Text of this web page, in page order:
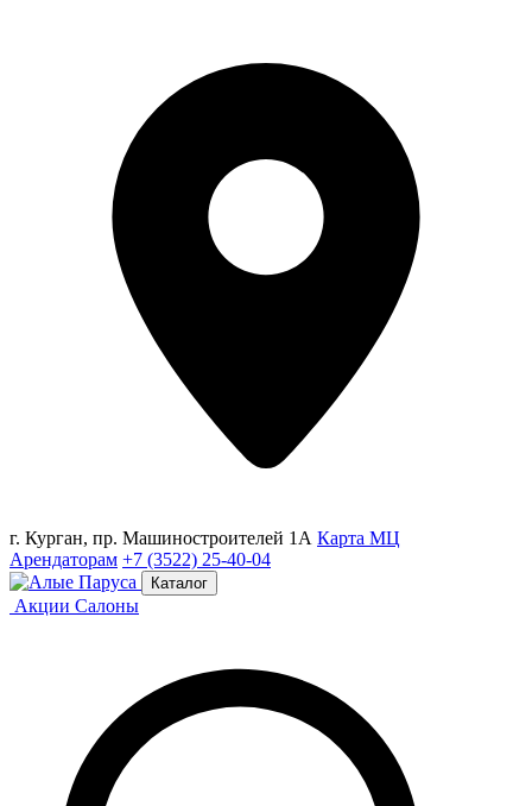
г. Курган, пр. Машиностроителей 1А Карта МЦ
Арендаторам +7 (3522) 25-40-04
Каталог
Акции Салоны